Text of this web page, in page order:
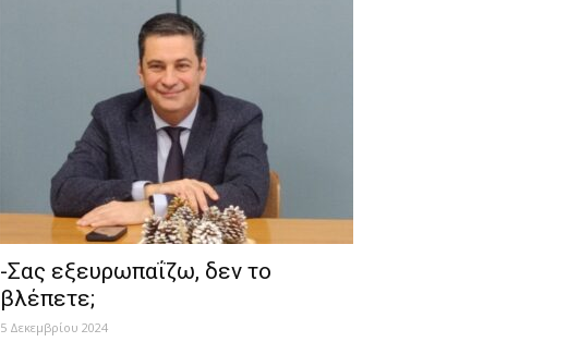
-Σας εξευρωπαΐζω, δεν το
βλέπετε;
5 Δεκεμβρίου 2024